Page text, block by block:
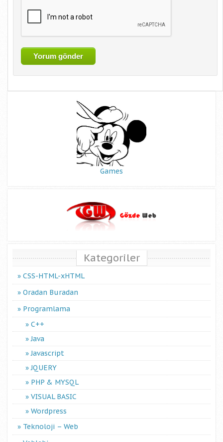
Games
Kategoriler
CSS-HTML-xHTML
Oradan Buradan
Programlama
C++
Java
Javascript
JQUERY
PHP & MYSQL
VISUAL BASIC
Wordpress
Teknoloji – Web